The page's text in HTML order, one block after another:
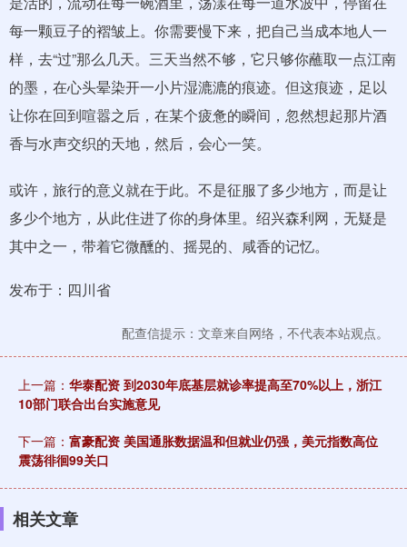
每一颗豆子的褶皱上。你需要慢下来，把自己当成本地人一
样，去“过”那么几天。三天当然不够，它只够你蘸取一点江南
的墨，在心头晕染开一小片湿漉漉的痕迹。但这痕迹，足以
让你在回到喧嚣之后，在某个疲惫的瞬间，忽然想起那片酒
香与水声交织的天地，然后，会心一笑。
或许，旅行的意义就在于此。不是征服了多少地方，而是让
多少个地方，从此住进了你的身体里。绍兴森利网，无疑是
其中之一，带着它微醺的、摇晃的、咸香的记忆。
发布于：四川省
配查信提示：文章来自网络，不代表本站观点。
上一篇： 华泰配资 到2030年底基层就诊率提高至70%以上，浙江
10部门联合出台实施意见
下一篇： 富豪配资 美国通胀数据温和但就业仍强，美元指数高位
震荡徘徊99关口
相关文章